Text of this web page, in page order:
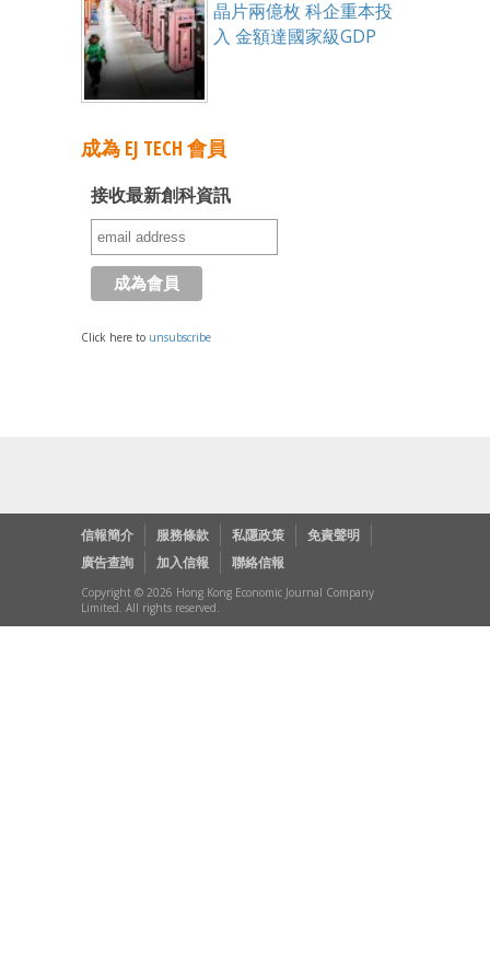
晶片兩億枚 科企重本投
入 金額達國家級GDP
成為 EJ TECH 會員
接收最新創科資訊
Click here to unsubscribe
信報簡介 服務條款 私隱政策
免責聲明
廣告查詢
加入信報 聯絡信報
Copyright © 2026 Hong Kong Economic Journal Company
Limited. All rights reserved.